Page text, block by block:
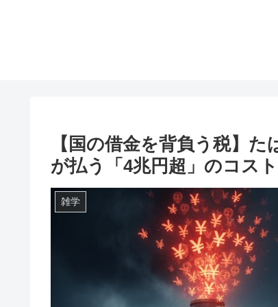
【国の借金を背負う税】
が払う「4兆円超」のコスト
雑学